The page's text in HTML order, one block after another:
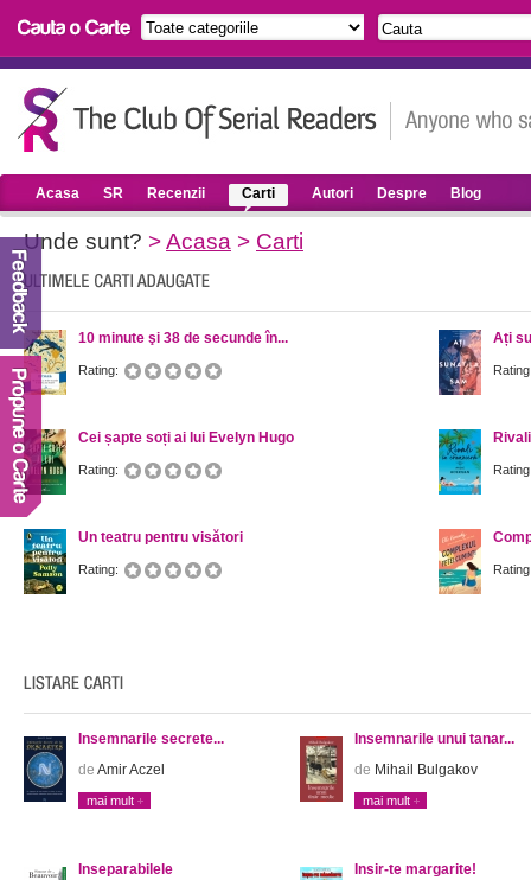
Acasa SR Recenzii Carti Autori Despre Blog
Unde sunt? >Acasa > Carti
10 minute şi 38 de secunde în...
Rating:
Cei șapte soți ai lui Evelyn Hugo
Rating:
Un teatru pentru visători
Rating:
Ați
Insemnarile secrete...
de Amir Aczel
mai mult
Insemnarile unui tanar...
de Mihail Bulgakov
mai mult
Inseparabilele
Insir-te margarite!